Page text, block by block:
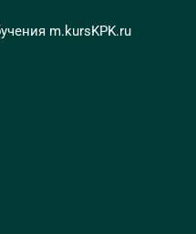
m.kursKPK.ru